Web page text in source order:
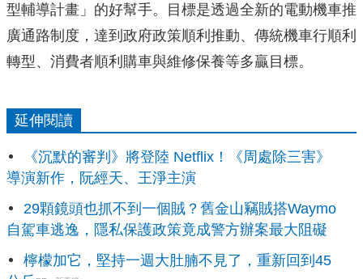
型輔導計畫」的好幫手。目標是透過全新的電動機車推
廣通路制度，達到政府政策順利推動、傳統機車行順利
轉型、消費者順利購車與維修保養等多贏目標。
延伸閱讀
《沉默的審判》將登陸 Netflix！《周處除三害》
導演新作，阮經天、王淨主演
29顆鏡頭也抓不到一個賊？舊金山竊賊搭Waymo
自駕車逃逸，隱私保護政策竟成警方辦案最大阻礙
檸檬加它，堅持一週大肚腩不見了，重新回到45